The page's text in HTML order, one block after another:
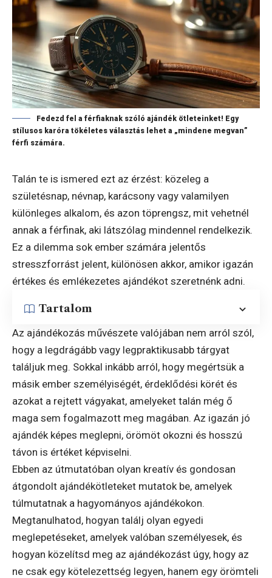
Fedezd fel a férfiaknak szóló ajándék ötleteinket! Egy
stílusos karóra tökéletes választás lehet a „mindene megvan”
férfi számára.
Talán te is ismered ezt az érzést: közeleg a
születésnap, névnap, karácsony vagy valamilyen
különleges alkalom, és azon töprengsz, mit vehetnél
annak a férfinak, aki látszólag mindennel rendelkezik.
Ez a dilemma sok ember számára jelentős
stresszforrást jelent, különösen akkor, amikor igazán
értékes és emlékezetes ajándékot szeretnénk adni.
Tartalom
Az ajándékozás művészete valójában nem arról szól,
hogy a legdrágább vagy legpraktikusabb tárgyat
találjuk meg. Sokkal inkább arról, hogy megértsük a
másik ember személyiségét, érdeklődési körét és
azokat a rejtett vágyakat, amelyeket talán még ő
maga sem fogalmazott meg magában. Az igazán jó
ajándék képes meglepni, örömöt okozni és hosszú
távon is értéket képviselni.
Ebben az útmutatóban olyan kreatív és gondosan
átgondolt ajándékötleteket mutatok be, amelyek
túlmutatnak a hagyományos ajándékokon.
Megtanulhatod, hogyan találj olyan egyedi
meglepetéseket, amelyek valóban személyesek, és
hogyan közelítsd meg az ajándékozást úgy, hogy az
ne csak egy kötelezettség legyen, hanem egy örömteli